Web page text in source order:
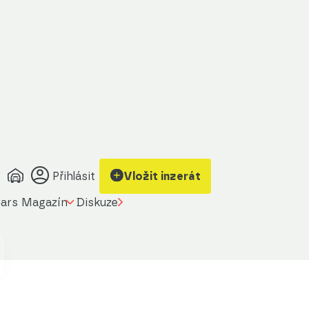
Přihlásit Vložit inzerát
Magazín Diskuze